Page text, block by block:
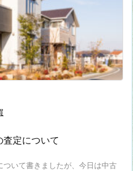
定について
いて書きましたが、今日は中古